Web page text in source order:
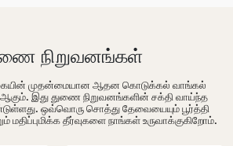
நிறுவனங்கள்
முதன்மையான ஆதன கொடுக்கல் வாங்கல்
ஆகும். இது துணை நிறுவனங்களின் சக்தி வாய்ந்த
ஒவ்வொரு சொத்து தேவையையும் பூர்த்தி
மதிப்புமிக்க தீர்வுகளை நாங்கள் உருவாக்குகிறோம்.